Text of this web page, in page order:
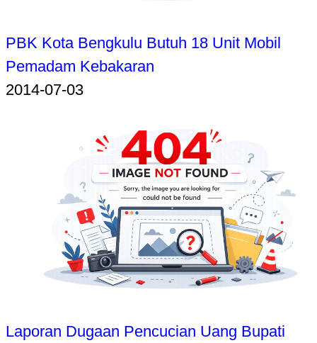
PBK Kota Bengkulu Butuh 18 Unit Mobil
Pemadam Kebakaran
2014-07-03
Laporan Dugaan Pencucian Uang Bupati